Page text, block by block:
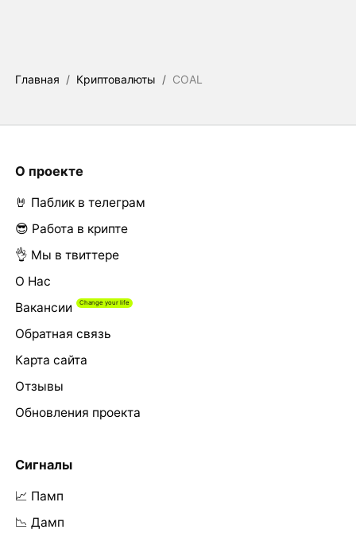
Главная / Криптовалюты / COAL
О проекте
🤘 Паблик в телеграм
😎 Работа в крипте
👌 Мы в твиттере
О Нас
Вакансии
Обратная связь
Карта сайта
Отзывы
Обновления проекта
Сигналы
📈 Памп
📉 Дамп